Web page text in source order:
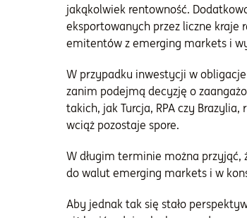
jakąkolwiek rentowność.
eksportowanych przez liczne kraje
emitentów z emerging markets i
W przypadku inwestycji w
zanim podejmą decyzję o
takich, jak Turcja, RPA czy
wciąż pozostaje spore.
W długim terminie można przyjąć,
do walut emerging markets i w
Aby jednak tak się stało